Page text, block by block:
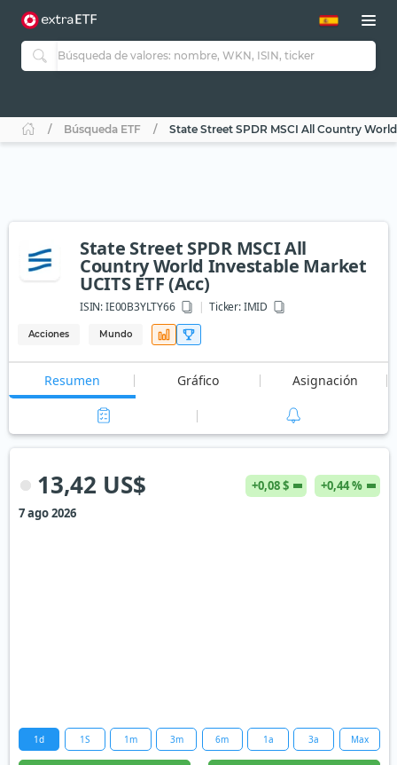
Búsqueda ETF State Street SPDR MSCI All Country
State Street SPDR MSCI All
Country World Investable Market
UCITS ETF (Acc)
ISIN:IE00B3YLTY66 Ticker:IMID
Acciones Mundo
Resumen Gráfico Asignación
13,42 US$ +0,08 $
+0,44 %
7 ago 2026
1d 1S 1m 3m 6m 1a 3a Max